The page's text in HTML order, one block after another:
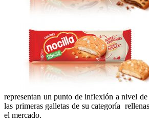
representan un punto de inflexión a nivel
las primeras galletas de su categoría
el mercado.